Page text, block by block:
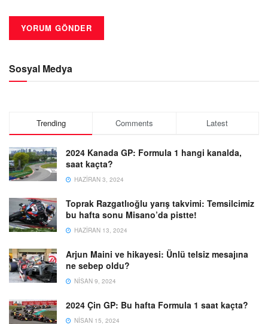
Sosyal Medya
Trending Comments Latest
2024 Kanada GP: Formula 1 hangi kanalda,
saat kaçta?
HAZIRAN 3, 2024
Toprak Razgatlıoğlu yarış takvimi: Temsilcimiz
bu hafta sonu Misano’da pistte!
HAZIRAN 13, 2024
Arjun Maini ve hikayesi: Ünlü telsiz mesajına
ne sebep oldu?
NISAN 9, 2024
2024 Çin GP: Bu hafta Formula 1 saat kaçta?
NISAN 15, 2024